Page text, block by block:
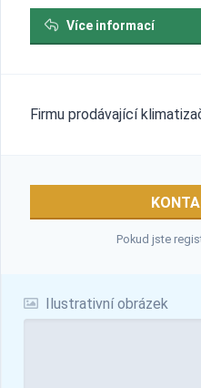
Ilustrativní obrázek
Více informací
Firmu prodávající
Pokud jste